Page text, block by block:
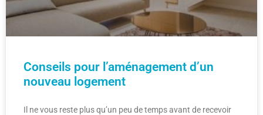
Conseils pour l’aménagement d’un
nouveau logement
Il ne vous reste plus qu’un peu de temps avant de recevoir